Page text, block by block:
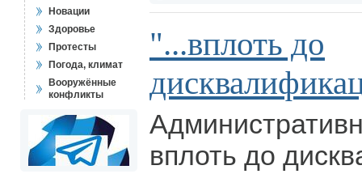
Новации
Здоровье
Протесты
Погода, климат
Вооружённые
конфликты
"...вплоть до
вплоть до